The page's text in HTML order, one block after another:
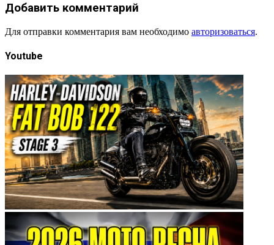
Добавить комментарий
Для отправки комментария вам необходимо авторизоваться.
Youtube